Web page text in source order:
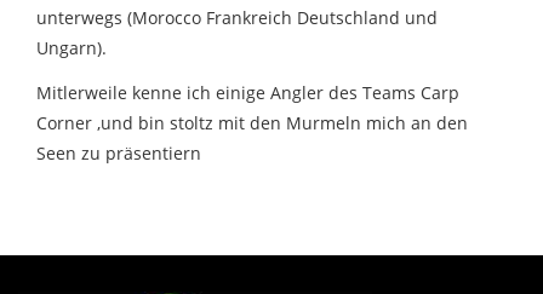
unterwegs (Morocco Frankreich Deutschland und
Ungarn).
Mitlerweile kenne ich einige Angler des Teams Carp
Corner ,und bin stoltz mit den Murmeln mich an den
Seen zu präsentiern